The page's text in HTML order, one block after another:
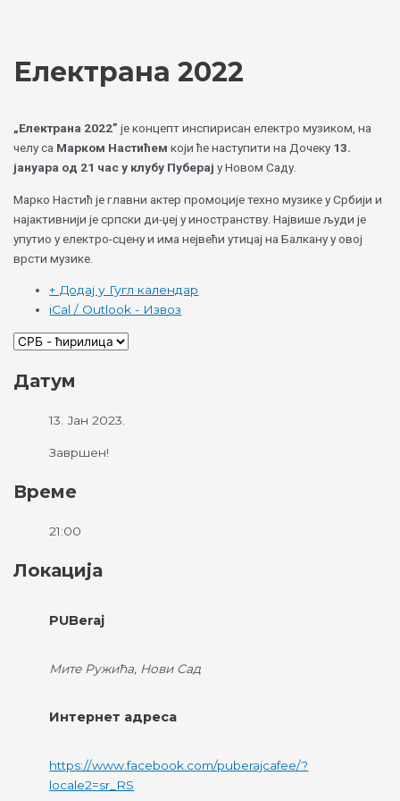
Електрана 2022
„Електрана 2022” је концепт инспирисан електро музиком, на
челу са Марком Настићем који ће наступити на Дочеку 13.
јануара од 21 час у клубу Пуберај у Новом Саду.
Марко Настић је главни актер промоције техно музике у Србији и
најактивнији је српски ди-џеј у иностранству. Највише људи је
упутио у електро-сцену и има нејвећи утицај на Балкану у овој
врсти музике.
+ Додај у Гугл календар
iCal / Outlook - Извоз
Датум
13. Јан 2023.
Завршен!
Време
21:00
Локација
PUBeraj
Мите Ружића, Нови Сад
Интернет адреса
https://www.facebook.com/puberajcafee/?
locale2=sr_RS